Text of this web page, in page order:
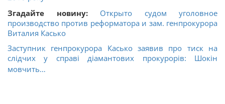
Згадайте новину: Открыто судом уголовное
производство против реформатора и зам. генпрокурора
Виталия Касько
Заступник генпрокурора Касько заявив про тиск на
слідчих у справі діамантових прокурорів: Шокін
мовчить…